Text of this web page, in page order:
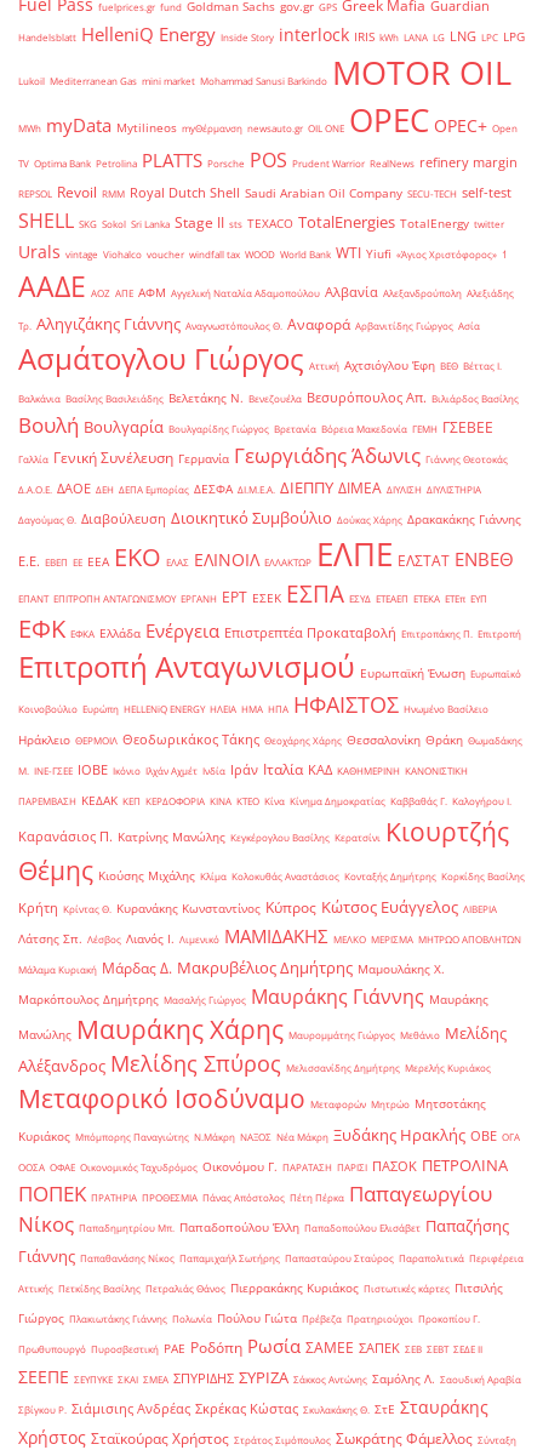
fuelprices.gr fund Goldman Sachs gov.gr GPS Greek Mafia Guardian
Handelsblatt HelleniQ Energy Inside Story interlock IRIS kWh LANA LG LNG LPC LPG
Lukoil Mediterranean Gas mini market Mohammad Sanusi Barkindo MOTOR OIL
MWh myData Mytilineos myΘέρμανση newsauto.gr OIL ONE OPEC OPEC+ Open
TV Optima Bank Petrolina PLATTS Porsche POS Prudent Warrior RealNews refinery margin
REPSOL Revoil RMM Royal Dutch Shell Saudi Arabian Oil Company SECU-TECH self-test
SHELL SKG Sokol Sri Lanka Stage II sts TEXACO TotalEnergies TotalEnergy twitter
Urals vintage Viohalco voucher windfall tax WOOD World Bank WTI Yiufi «Άγιος Χριστόφορος» ΄1
ΑΑΔΕ ΑΟΖ ΑΠΕ ΑΦΜ Αγγελική Ναταλία Αδαμοπούλου Αλβανία Αλεξανδρούπολη Αλεξιάδης
Τρ. Αληγιζάκης Γιάννης Αναγνωστόπουλος Θ. Αναφορά Αρβανιτίδης Γιώργος Ασία
Ασμάτογλου Γιώργος Αττική Αχτσιόγλου Έφη ΒΕΘ Βέττας Ι.
Βαλκάνια Βασίλης Βασιλειάδης Βελετάκης Ν. Βενεζουέλα Βεσυρόπουλος Απ. Βιλιάρδος Βασίλης
Βουλή Βουλγαρία Βουλγαρίδης Γιώργος Βρετανία Βόρεια Μακεδονία ΓΕΜΗ ΓΣΕΒΕΕ
Γαλλία Γενική Συνέλευση Γερμανία Γεωργιάδης Άδωνις Γιάννης Θεοτοκάς
Δ.Α.Ο.Ε. ΔΑΟΕ ΔΕΗ ΔΕΠΑ Εμπορίας ΔΕΣΦΑ ΔΙ.Μ.Ε.Α. ΔΙΕΠΠΥ ΔΙΜΕΑ ΔΙΥΛΙΣΗ ΔΙΥΛΙΣΤΗΡΙΑ
Δαγούμας Θ. Διαβούλευση Διοικητικό Συμβούλιο Δούκας Χάρης Δρακακάκης Γιάννης
Ε.Ε. ΕΒΕΠ ΕΕ ΕΕΑ ΕΚΟ ΕΛΑΣ ΕΛΙΝΟΙΛ ΕΛΛΑΚΤΩΡ ΕΛΠΕ ΕΛΣΤΑΤ ΕΝΒΕΘ
ΕΠΑΝΤ ΕΠΙΤΡΟΠΗ ΑΝΤΑΓΩΝΙΣΜΟΥ ΕΡΓΑΝΗ ΕΡΤ ΕΣΕΚ ΕΣΠΑ ΕΣΥΔ ΕΤΕΑΕΠ ΕΤΕΚΑ ΕΤΕπ ΕΥΠ
ΕΦΚ ΕΦΚΑ Ελλάδα Ενέργεια Επιστρεπτέα Προκαταβολή Επιτροπάκης Π. Επιτροπή
Επιτροπή Ανταγωνισμού Ευρωπαϊκή Ένωση Ευρωπαϊκό
Κοινοβούλιο Ευρώπη ΗELLENiQ ENERGY ΗΛΕΙΑ ΗΜΑ ΗΠΑ ΗΦΑΙΣΤΟΣ Ηνωμένο Βασίλειο
Ηράκλειο ΘΕΡΜΟΙΛ Θεοδωρικάκος Τάκης Θεοχάρης Χάρης Θεσσαλονίκη Θράκη Θωμαδάκης
Μ. ΙΝΕ-ΓΣΕΕ ΙΟΒΕ Ικόνιο Ιλχάν Αχμέτ Ινδία Ιράν Ιταλία ΚΑΔ ΚΑΘΗΜΕΡΙΝΗ ΚΑΝΟΝΙΣΤΙΚΗ
ΠΑΡΕΜΒΑΣΗ ΚΕΔΑΚ ΚΕΠ ΚΕΡΔΟΦΟΡΙΑ ΚΙΝΑ ΚΤΕΟ Κίνα Κίνημα Δημοκρατίας Καββαθάς Γ. Καλογήρου Ι.
Καρανάσιος Π. Κατρίνης Μανώλης Κεγκέρογλου Βασίλης Κερατσίνι
Κιουρτζής
Θέμης Κιούσης Μιχάλης Κλίμα Κολοκυθάς Αναστάσιος Κονταξής Δημήτρης Κορκίδης Βασίλης
Κρήτη Κρίντας Θ. Κυρανάκης Κωνσταντίνος Κύπρος Κώτσος Ευάγγελος ΛΙΒΕΡΙΑ
Λάτσης Σπ. Λέσβος Λιανός Ι. Λιμενικό ΜΑΜΙΔΑΚΗΣ ΜΕΛΚΟ ΜΕΡΙΣΜΑ ΜΗΤΡΩΟ ΑΠΟΒΛΗΤΩΝ
Μάλαμα Κυριακή Μάρδας Δ. Μακρυβέλιος Δημήτρης Μαμουλάκης Χ.
Μαρκόπουλος Δημήτρης Μασαλής Γιώργος Μαυράκης Γιάννης Μαυράκης
Μανώλης Μαυράκης Χάρης Μαυρομμάτης Γιώργος Μεθάνιο Μελίδης
Αλέξανδρος Μελίδης Σπύρος Μελισσανίδης Δημήτρης Μερελής Κυριάκος
Μεταφορικό Ισοδύναμο Μεταφορών Μητρώο Μητσοτάκης
Κυριάκος Μπόμπορης Παναγιώτης Ν.Μάκρη ΝΑΞΟΣ Νέα Μάκρη Ξυδάκης Ηρακλής ΟΒΕ ΟΓΑ
ΟΟΣΑ ΟΦΑΕ Οικονομικός Ταχυδρόμος Οικονόμου Γ. ΠΑΡΑΤΑΣΗ ΠΑΡΙΣΙ ΠΑΣΟΚ ΠΕΤΡΟΛΙΝΑ
ΠΟΠΕΚ ΠΡΑΤΗΡΙΑ ΠΡΟΘΕΣΜΙΑ Πάνας Απόστολος Πέτη Πέρκα Παπαγεωργίου
Νίκος Παπαδημητρίου Μπ. Παπαδοπούλου Έλλη Παπαδοπούλου Ελισάβετ Παπαζήσης
Γιάννης Παπαθανάσης Νίκος Παπαμιχαήλ Σωτήρης Παπασταύρου Σταύρος Παραπολιτικά Περιφέρεια
Αττικής Πετκίδης Βασίλης Πετραλιάς Θάνος Πιερρακάκης Κυριάκος Πιστωτικές κάρτες Πιτσιλής
Γιώργος Πλακιωτάκης Γιάννης Πολωνία Πούλου Γιώτα Πρέβεζα Πρατηριούχοι Προκοπίου Γ.
Πρωθυπουργό Πυροσβεστική ΡΑΕ Ροδόπη Ρωσία ΣΑΜΕΕ ΣΑΠΕΚ ΣΕΒ ΣΕΒΤ ΣΕΔΕ ΙΙ
ΣΕΕΠΕ ΣΕΥΠΥΚΕ ΣΚΑΙ ΣΜΕΑ ΣΠΥΡΙΔΗΣ ΣΥΡΙΖΑ Σάκκος Αντώνης Σαμόλης Λ. Σαουδική Αραβία
Σβίγκου Ρ. Σιάμισιης Ανδρέας Σκρέκας Κώστας Σκυλακάκης Θ. ΣτΕ Σταυράκης
Χρήστος Σταϊκούρας Χρήστος Στράτος Σιμόπουλος Σωκράτης Φάμελλος Σύνταξη